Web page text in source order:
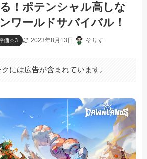
！ポテンシャル高しな
ワールドサバイバル！
価☆3 2023年8月13日 そりす
には広告が含まれています。